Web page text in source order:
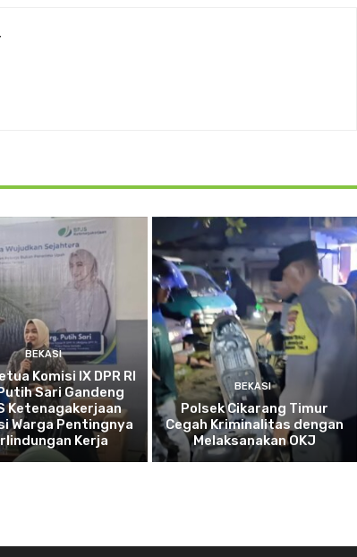
BEKASI
Komisi IX DPR RI
Sari Gandeng
Ketenagakerjaan
Warga Pentingnya
Kerja
BEKASI
Polsek Cikarang Timur
Cegah Kriminalitas dengan
Melaksanakan OKJ